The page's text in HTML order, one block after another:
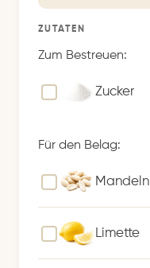
p
e
i
h
n
ZUTATEN
Zum Bestreuen:
Zucker
Für den Belag:
Mandeln
Limette